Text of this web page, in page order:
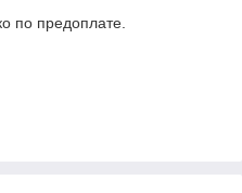
по предоплате.